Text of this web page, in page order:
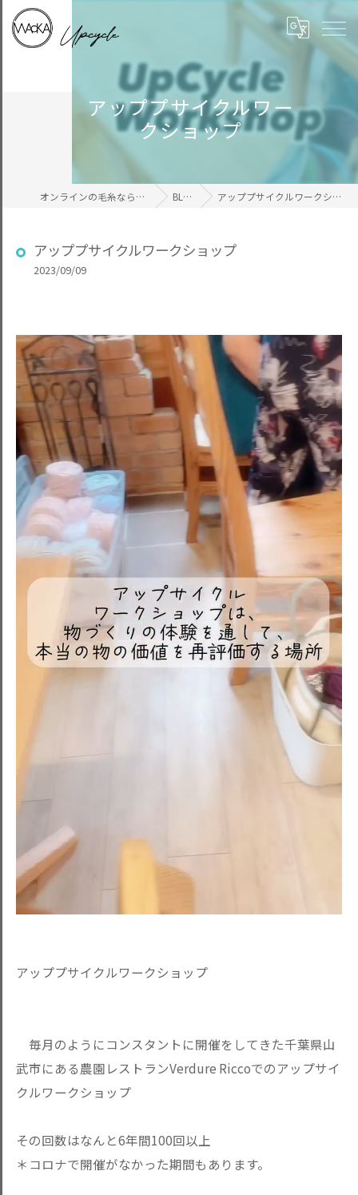
アッププサイクルワー
クショップ
オンラインの毛糸ならWAcKA BLOG アッププサイクルワークショップ
アッププサイクルワークショップ
2023/09/09
アッププサイクルワークショップ
毎月のようにコンスタントに開催をしてきた千葉県山
武市にある農園レストランVerdure Riccoでのアップサイ
クルワークショップ
その回数はなんと6年間100回以上
＊コロナで開催がなかった期間もあります。